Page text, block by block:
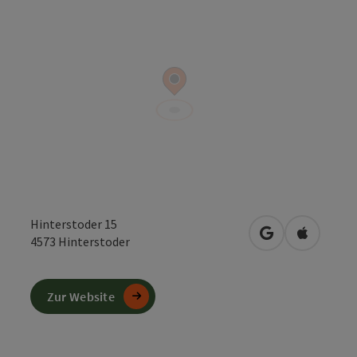
Hinterstoder 15
4573 Hinterstoder in Googlein Apple
Zur Website